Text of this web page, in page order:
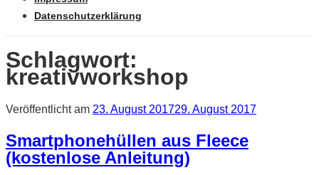
Datenschutzerklärung
Schlagwort:
kreativworkshop
Veröffentlicht am 23. August 201729. August 2017
Smartphonehüllen aus Fleece
(kostenlose Anleitung)